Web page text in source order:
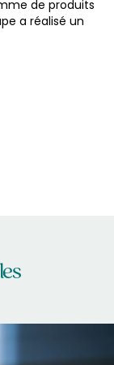
de produits
a réalisé un